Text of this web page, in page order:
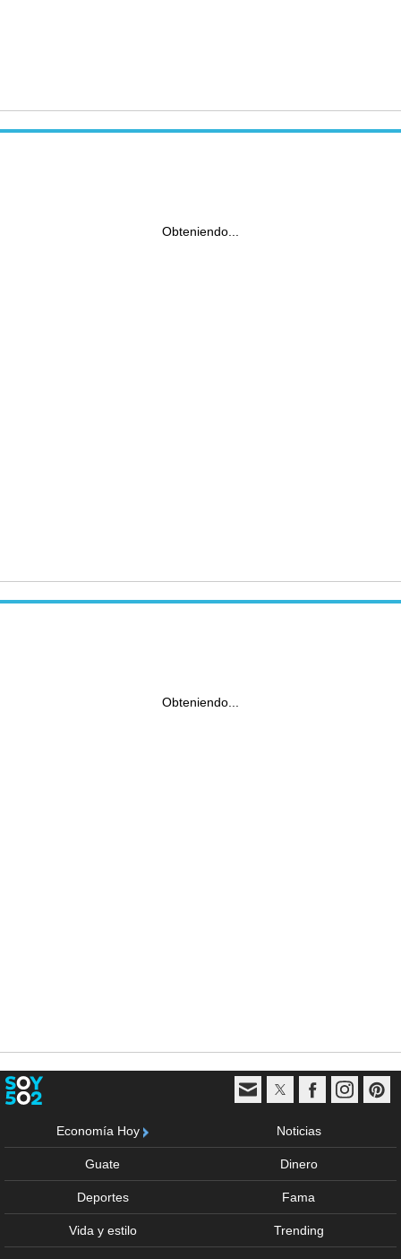
Obteniendo...
Obteniendo...
Economía Hoy Noticias
Guate Dinero
Deportes Fama
Vida y estilo Trending